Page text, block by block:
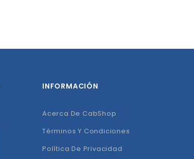
INFORMACIÓN
Acerca De CabShop
Términos Y Condiciones
Política De Privacidad